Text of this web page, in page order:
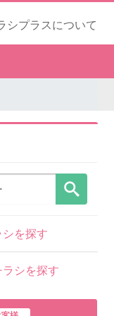
シプラスについて
を探す
シを探す